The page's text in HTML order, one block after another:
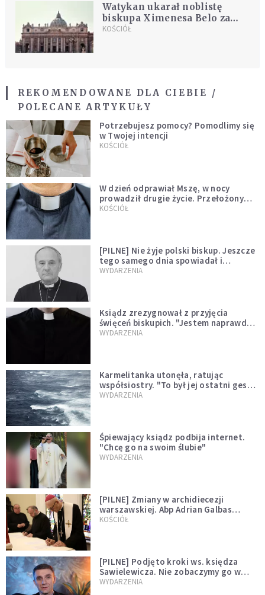
Watykan ukarał noblistę
biskupa Ximenesa Belo za
nadużycia seksualne
KOŚCIÓŁ
REKOMENDOWANE DLA CIEBIE /
POLECANE ARTYKUŁY
Potrzebujesz pomocy? Pomodlimy się
w Twojej intencji
KOŚCIÓŁ
W dzień odprawiał Mszę, w nocy
prowadził drugie życie. Przełożony
kazał mu opuścić zakon
KOŚCIÓŁ
[PILNE] Nie żyje polski biskup. Jeszcze
tego samego dnia spowiadał i
sprawował Mszę świętą
WYDARZENIA
Ksiądz zrezygnował z przyjęcia
święceń biskupich. "Jestem naprawdę
niegodny"
WYDARZENIA
Karmelitanka utonęła, ratując
współsiostry. "To był jej ostatni gest
miłości"
WYDARZENIA
Śpiewający ksiądz podbija internet.
"Chcę go na swoim ślubie"
WYDARZENIA
[PILNE] Zmiany w archidiecezji
warszawskiej. Abp Adrian Galbas
wręczył dekrety nowym proboszczom
KOŚCIÓŁ
[PILNE] Podjęto kroki ws. księdza
Sawielewicza. Nie zobaczymy go w
mediach
WYDARZENIA